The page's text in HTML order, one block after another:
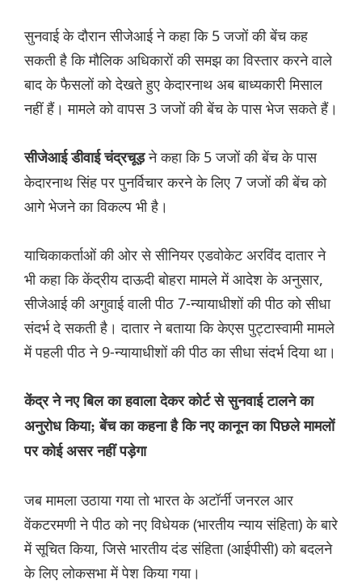
सुनवाई के दौरान सीजेआई ने कहा कि 5 जजों की बेंच कह
सकती है कि मौलिक अधिकारों की समझ का विस्तार करने वाले
बाद के फैसलों को देखते हुए केदारनाथ अब बाध्यकारी मिसाल
नहीं हैं। मामले को वापस 3 जजों की बेंच के पास भेज सकते हैं।
सीजेआई डीवाई चंद्रचूड़ने कहा कि 5 जजों की बेंच के पास
केदारनाथ सिंह पर पुनर्विचार करने के लिए 7 जजों की बेंच को
आगे भेजने का विकल्प भी है।
याचिकाकर्ताओं की ओर से सीनियर एडवोकेट अरविंद दातार ने
भी कहा कि केंद्रीय दाऊदी बोहरा मामले में आदेश के अनुसार,
सीजेआई की अगुवाई वाली पीठ 7-न्यायाधीशों की पीठ को सीधा
संदर्भ दे सकती है। दातार ने बताया कि केएस पुट्टास्वामी मामले
में पहली पीठ ने 9-न्यायाधीशों की पीठ का सीधा संदर्भ दिया था।
केंद्र ने नए बिल का हवाला देकर कोर्ट से सुनवाई टालने का
अनुरोध किया; बेंच का कहना है कि नए कानून का पिछले मामलों
पर कोई असर नहीं पड़ेगा
जब मामला उठाया गया तो भारत के अटॉर्नी जनरल आर
वेंकटरमणी ने पीठ को नए विधेयक (भारतीय न्याय संहिता) के बारे
में सूचित किया, जिसे भारतीय दंड संहिता (आईपीसी) को बदलने
के लिए लोकसभा में पेश किया गया।